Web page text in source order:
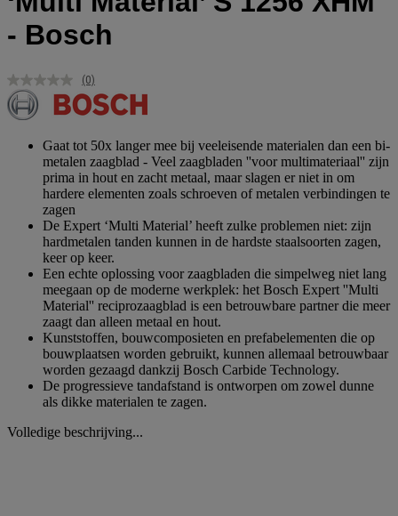
- Bosch
Geen
scorewaarde.
Dezelfde
(0)
Gaat tot 50x langer mee bij veeleisende materialen dan een bi-
metalen zaagblad - Veel zaagbladen ''voor multimateriaal'' zijn
prima in hout en zacht metaal, maar slagen er niet in om
hardere elementen zoals schroeven of metalen verbindingen te
zagen
De Expert ‘Multi Material’ heeft zulke problemen niet: zijn
hardmetalen tanden kunnen in de hardste staalsoorten zagen,
keer op keer.
Een echte oplossing voor zaagbladen die simpelweg niet lang
meegaan op de moderne werkplek: het Bosch Expert ''Multi
Material'' reciprozaagblad is een betrouwbare partner die meer
zaagt dan alleen metaal en hout.
Kunststoffen, bouwcomposieten en prefabelementen die op
bouwplaatsen worden gebruikt, kunnen allemaal betrouwbaar
worden gezaagd dankzij Bosch Carbide Technology.
De progressieve tandafstand is ontworpen om zowel dunne
als dikke materialen te zagen.
Volledige beschrijving...